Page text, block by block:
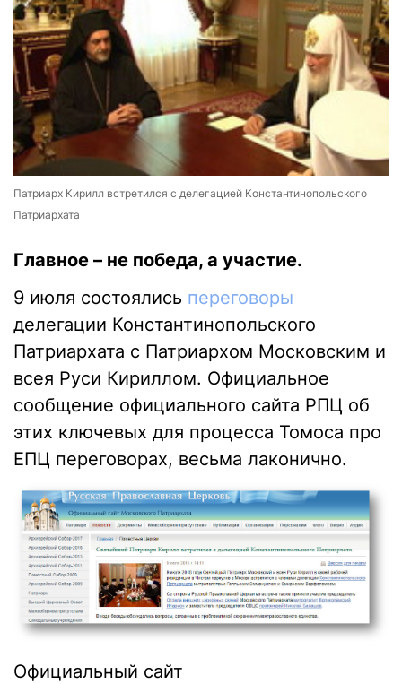
Патриарх Кирилл встретился с делегацией Константинопольского
Патриархата
Главное – не победа, а участие.
9 июля состоялись переговоры
делегации Константинопольского
Патриархата с Патриархом Московским и
всея Руси Кириллом. Официальное
сообщение официального сайта РПЦ об
этих ключевых для процесса Томоса про
ЕПЦ переговорах, весьма лаконично.
Официальный сайт